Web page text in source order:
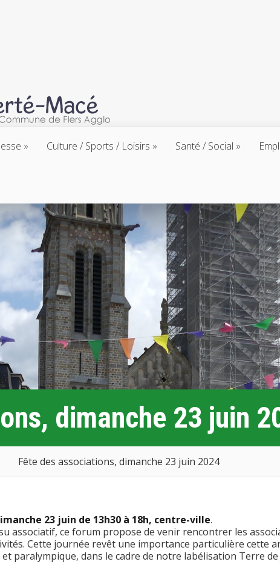
Culture / Sports / Loisirs Santé / Social
dimanche 23 juin
Fête des associations, dimanche 23 juin 2024
23 juin de 13h30 à 18h, centre-ville.
associatif, ce forum propose de venir rencontrer les
Cette journée revêt une importance particulière cette
paralympique, dans le cadre de notre labélisation Terre de